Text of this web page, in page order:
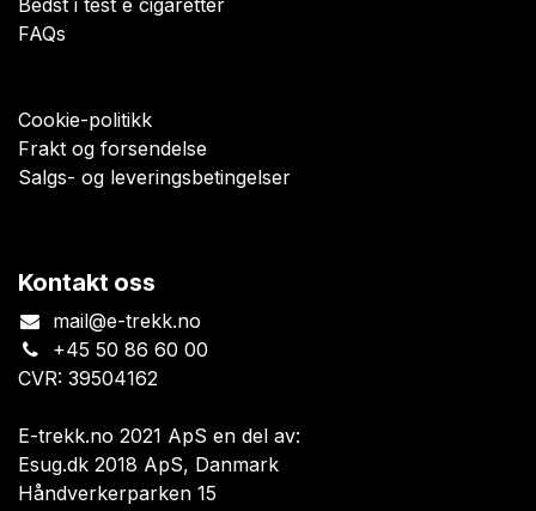
Bedst i test e cigaretter
FAQs
Cookie-politikk
Frakt og forsendelse
Salgs- og leveringsbetingelser
Kontakt oss
mail@e-trekk.no
+45 50 86 60 00
CVR: 39504162
E-trekk.no 2021 ApS en del av:
Esug.dk 2018 ApS, Danmark
Håndverkerparken 15